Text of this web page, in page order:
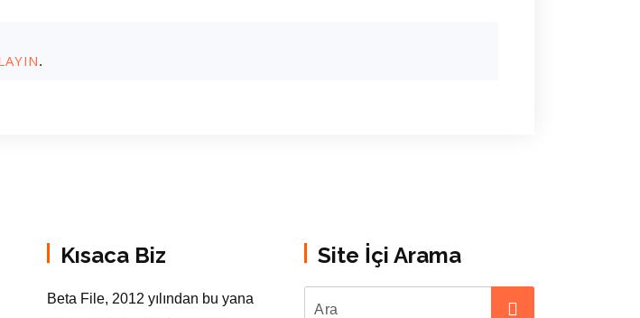
.
Kısaca Biz
Beta File, 2012 yılından bu yana
Site İçi Arama